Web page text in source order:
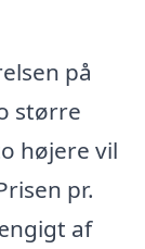
på
større
højere vil
pr.
af